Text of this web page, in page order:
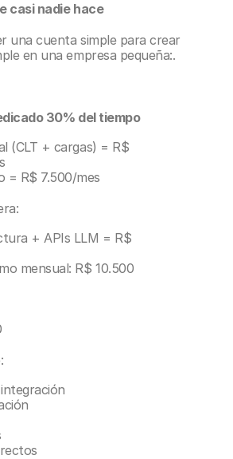
casi nadie hace
una cuenta simple para crear
en una empresa pequeña:.
30% del tiempo
(CLT + cargas) = R$
= R$ 7.500/mes
+ APIs LLM = R$
mensual: R$ 10.500